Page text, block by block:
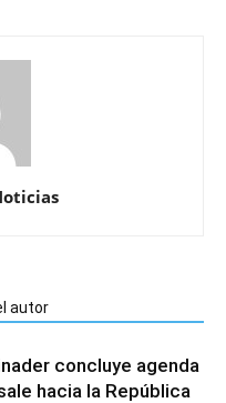
autor
concluye agenda
hacia la República